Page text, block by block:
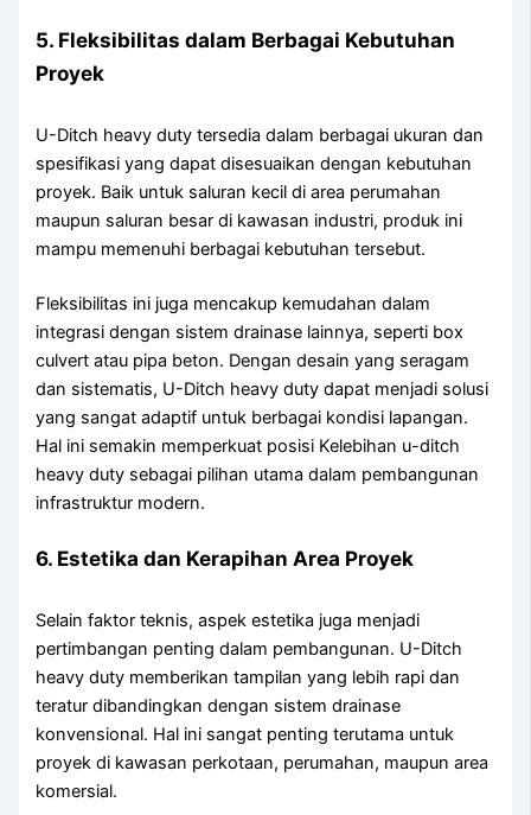
5. Fleksibilitas dalam Berbagai Kebutuhan
Proyek
U-Ditch heavy duty tersedia dalam berbagai ukuran dan
spesifikasi yang dapat disesuaikan dengan kebutuhan
proyek. Baik untuk saluran kecil di area perumahan
maupun saluran besar di kawasan industri, produk ini
mampu memenuhi berbagai kebutuhan tersebut.
Fleksibilitas ini juga mencakup kemudahan dalam
integrasi dengan sistem drainase lainnya, seperti box
culvert atau pipa beton. Dengan desain yang seragam
dan sistematis, U-Ditch heavy duty dapat menjadi solusi
yang sangat adaptif untuk berbagai kondisi lapangan.
Hal ini semakin memperkuat posisi Kelebihan u-ditch
heavy duty sebagai pilihan utama dalam pembangunan
infrastruktur modern.
6. Estetika dan Kerapihan Area Proyek
Selain faktor teknis, aspek estetika juga menjadi
pertimbangan penting dalam pembangunan. U-Ditch
heavy duty memberikan tampilan yang lebih rapi dan
teratur dibandingkan dengan sistem drainase
konvensional. Hal ini sangat penting terutama untuk
proyek di kawasan perkotaan, perumahan, maupun area
komersial.